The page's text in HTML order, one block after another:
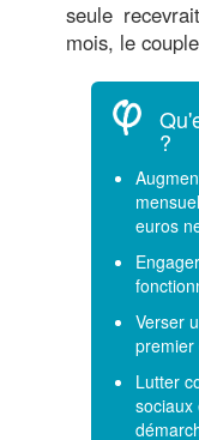
seule
mois, le
?
euros
Verser
premier
Lutter
sociaux